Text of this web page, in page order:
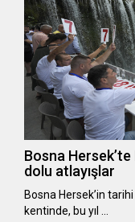
Bosna
dolu atlayışlar
Bosna Hersek’in
kentinde, bu yıl …